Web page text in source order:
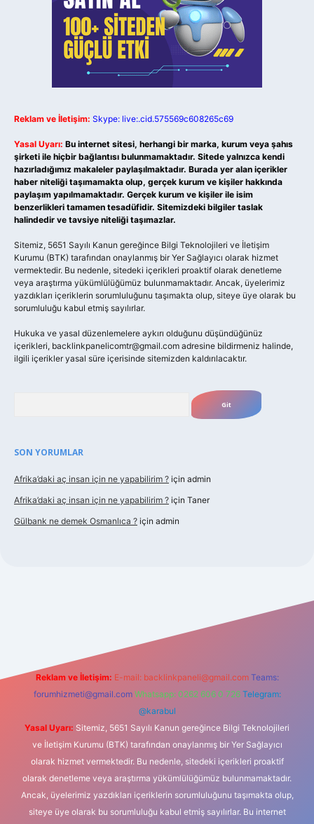
Reklam ve İletişim: Skype: live:.cid.575569c608265c69
Yasal Uyarı: Bu internet sitesi, herhangi bir marka, kurum veya şahıs
şirketi ile hiçbir bağlantısı bulunmamaktadır. Sitede yalnızca kendi
hazırladığımız makaleler paylaşılmaktadır. Burada yer alan içerikler
haber niteliği taşımamakta olup, gerçek kurum ve kişiler hakkında
paylaşım yapılmamaktadır. Gerçek kurum ve kişiler ile isim
benzerlikleri tamamen tesadüfidir. Sitemizdeki bilgiler taslak
halindedir ve tavsiye niteliği taşımazlar.
Sitemiz, 5651 Sayılı Kanun gereğince Bilgi Teknolojileri ve İletişim
Kurumu (BTK) tarafından onaylanmış bir Yer Sağlayıcı olarak hizmet
vermektedir. Bu nedenle, sitedeki içerikleri proaktif olarak denetleme
veya araştırma yükümlülüğümüz bulunmamaktadır. Ancak, üyelerimiz
yazdıkları içeriklerin sorumluluğunu taşımakta olup, siteye üye olarak bu
sorumluluğu kabul etmiş sayılırlar.
Hukuka ve yasal düzenlemelere aykırı olduğunu düşündüğünüz
içerikleri, backlinkpanelicomtr@gmail.com adresine bildirmeniz halinde,
ilgili içerikler yasal süre içerisinde sitemizden kaldırılacaktır.
SON YORUMLAR
Afrika’daki aç insan için ne yapabilirim ? için admin
Afrika’daki aç insan için ne yapabilirim ? için Taner
Gülbank ne demek Osmanlıca ? için admin
Reklam ve İletişim: E-mail: backlinkpaneli@gmail.com Teams:
forumhizmeti@gmail.com Whatsapp: 0262 606 0 726 Telegram:
@karabul
Yasal Uyarı: Sitemiz, 5651 Sayılı Kanun gereğince Bilgi Teknolojileri
ve İletişim Kurumu (BTK) tarafından onaylanmış bir Yer Sağlayıcı
olarak hizmet vermektedir. Bu nedenle, sitedeki içerikleri proaktif
olarak denetleme veya araştırma yükümlülüğümüz bulunmamaktadır.
Ancak, üyelerimiz yazdıkları içeriklerin sorumluluğunu taşımakta olup,
siteye üye olarak bu sorumluluğu kabul etmiş sayılırlar. Bu internet